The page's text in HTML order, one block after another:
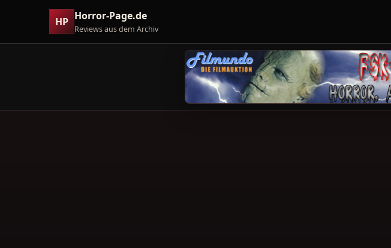
HP Horror-Page.de
Reviews aus dem Archiv